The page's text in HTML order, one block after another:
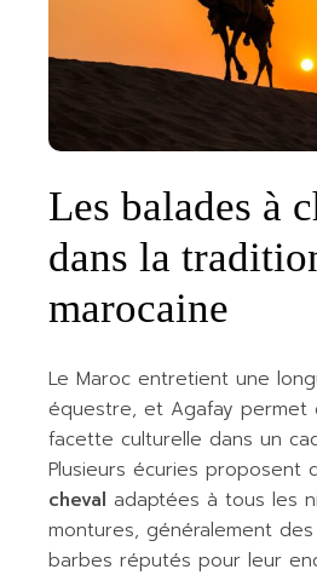
Les balades à
dans la
marocaine
Le Maroc entretient une
équestre, et Agafay
facette culturelle dans un
Plusieurs écuries proposent
cheval adaptées à tous les
montures, généralement
barbes réputés pour leur